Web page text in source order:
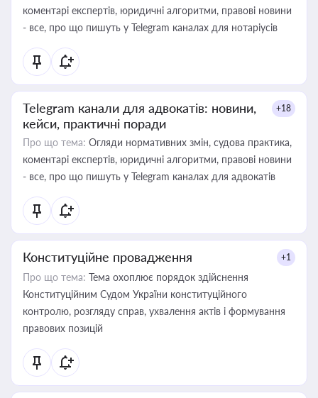
коментарі експертів, юридичні алгоритми, правові новини
- все, про що пишуть у Telegram каналах для нотаріусів
Telegram канали для адвокатів: новини,
кейси, практичні поради
+18
Про що тема: Огляди нормативних змін, судова практика,
коментарі експертів, юридичні алгоритми, правові новини
- все, про що пишуть у Telegram каналах для адвокатів
Конституційне провадження +1
Про що тема: Тема охоплює порядок здійснення
Конституційним Судом України конституційного
контролю, розгляду справ, ухвалення актів і формування
правових позицій